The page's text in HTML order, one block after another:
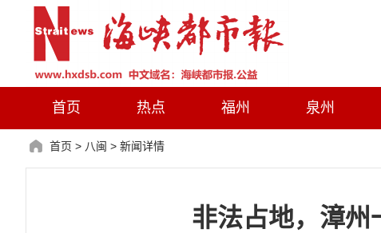
首页 热点 福州 泉州
首页 > 八闽 > 新闻详情
非法占地，漳州